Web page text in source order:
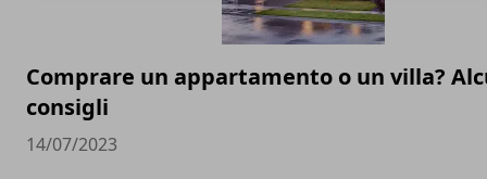
Comprare un appartamento o un villa?
consigli
14/07/2023